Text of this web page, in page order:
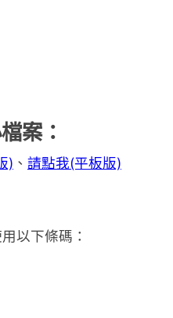
案：
) 、 請點我(平板版)
以下條碼：